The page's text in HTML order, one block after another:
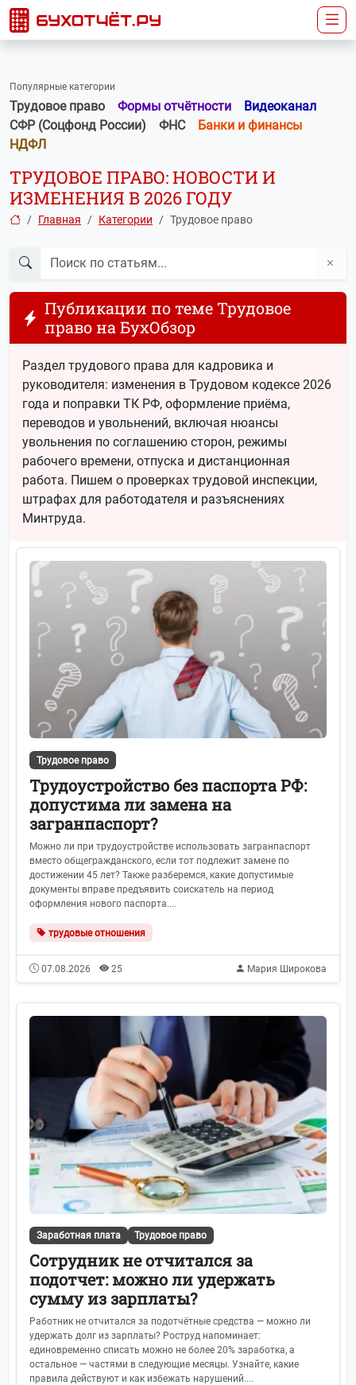
Популярные категории
Трудовое право Формы отчётности
Видеоканал
СФР (Соцфонд России)
ФНС
Банки и финансы
НДФЛ
ТРУДОВОЕ ПРАВО: НОВОСТИ И
ИЗМЕНЕНИЯ В 2026 ГОДУ
Главная Категории Трудовое право
Публикации по теме Трудовое
право на БухОбзор
Раздел трудового права для кадровика и
руководителя: изменения в Трудовом кодексе 2026
года и поправки ТК РФ, оформление приёма,
переводов и увольнений, включая нюансы
увольнения по соглашению сторон, режимы
рабочего времени, отпуска и дистанционная
работа. Пишем о проверках трудовой инспекции,
штрафах для работодателя и разъяснениях
Минтруда.
Трудовое право
Трудоустройство без паспорта РФ:
допустима ли замена на
загранпаспорт?
Можно ли при трудоустройстве использовать загранпаспорт
вместо общегражданского, если тот подлежит замене по
достижении 45 лет? Также разберемся, какие допустимые
документы вправе предъявить соискатель на период
оформления нового паспорта....
трудовые отношения
07.08.2026 25 Мария Широкова
Заработная плата Трудовое право
Сотрудник не отчитался за
подотчет: можно ли удержать
сумму из зарплаты?
Работник не отчитался за подотчётные средства — можно ли
удержать долг из зарплаты? Роструд напоминает:
единовременно списать можно не более 20% заработка, а
остальное — частями в следующие месяцы. Узнайте, какие
правила действуют и как избежать нарушений....